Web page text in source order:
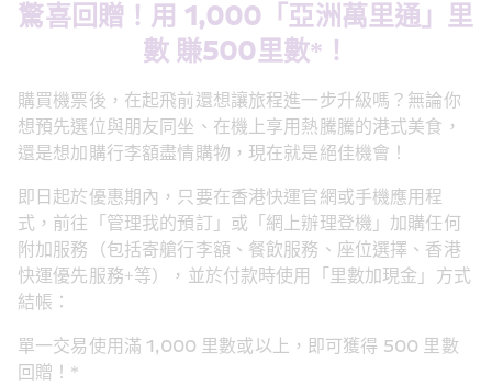
驚喜回贈！用 1,000「亞洲萬里通」里
數 賺500里數*！
購買機票後，在起飛前還想讓旅程進一步升級嗎？無論你
想預先選位與朋友同坐、在機上享用熱騰騰的港式美食，
還是想加購行李額盡情購物，現在就是絕佳機會！
即日起於優惠期內，只要在香港快運官網或手機應用程
式，前往「管理我的預訂」或「網上辦理登機」加購任何
附加服務（包括寄艙行李額、餐飲服務、座位選擇、香港
快運優先服務+等），並於付款時使用「里數加現金」方式
結帳：
單一交易使用滿 1,000 里數或以上，即可獲得 500 里數
回贈！*